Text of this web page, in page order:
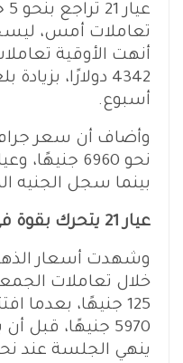
أنهت الأوقية
أسبوع.
بينما سجل الجنيه الذهب
عيار 21 يتحرك بقوة في السوق المصرية
وشهدت أسعار
125 جنيهًا،
ينهي الجلسة عند نحو 6095